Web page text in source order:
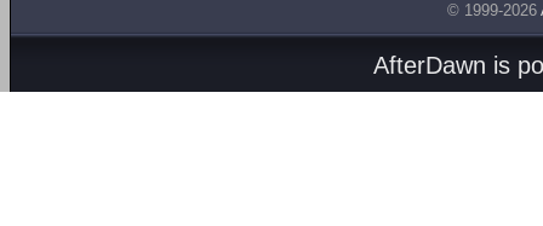
© 1999-2026
AfterDawn is